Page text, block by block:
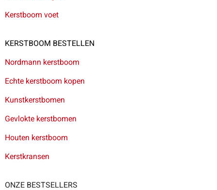
Kerstboom voet
KERSTBOOM BESTELLEN
Nordmann kerstboom
Echte kerstboom kopen
Kunstkerstbomen
Gevlokte kerstbomen
Houten kerstboom
Kerstkransen
ONZE BESTSELLERS